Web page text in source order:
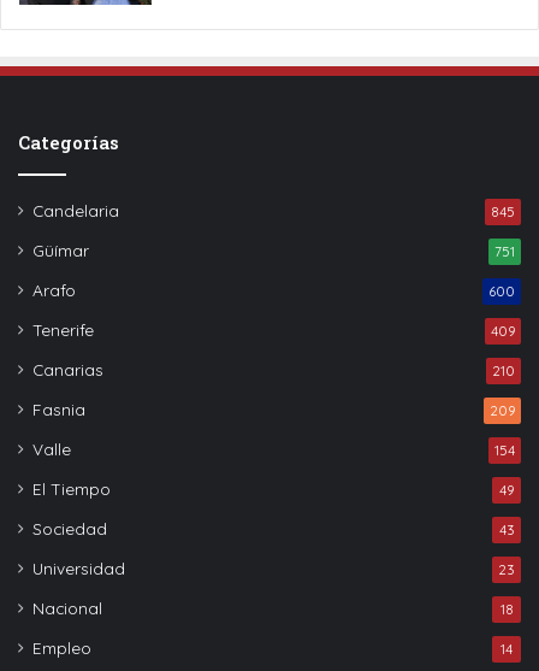
Categorías
Candelaria 845
Güímar 751
Arafo 600
Tenerife 409
Canarias 210
Fasnia 209
Valle 154
El Tiempo 49
Sociedad 43
Universidad 23
Nacional 18
Empleo 14